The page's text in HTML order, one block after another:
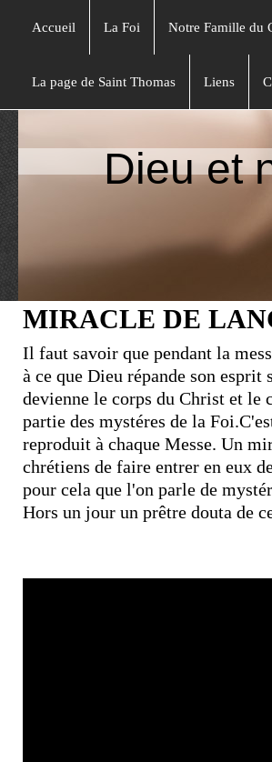
Accueil La Foi Notre Famille du
La page de Saint Thomas Liens
Dieu et
MIRACLE DE
Il faut savoir que pendant la
à ce que Dieu répande son
devienne le corps du Christ et le
partie des mystéres de la
reproduit à chaque Messe. Un
chrétiens de faire entrer en eux
pour cela que l'on parle de
Hors un jour un prêtre douta de